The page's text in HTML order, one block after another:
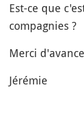
Est-ce que
compagnies ?
Merci
Jérémie